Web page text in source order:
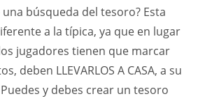
búsqueda del tesoro? Esta
a la típica, ya que en lugar
jugadores tienen que marcar
deben LLEVARLOS A CASA, a su
y debes crear un tesoro